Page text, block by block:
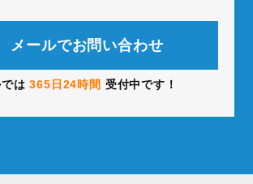
メールでお問い合わせ
は 365日24時間 受付中です！